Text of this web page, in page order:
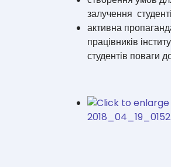
залучення
активна
працівників
студентів поваги